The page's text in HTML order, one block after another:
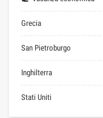
Grecia
San Pietroburgo
Inghilterra
Stati Uniti